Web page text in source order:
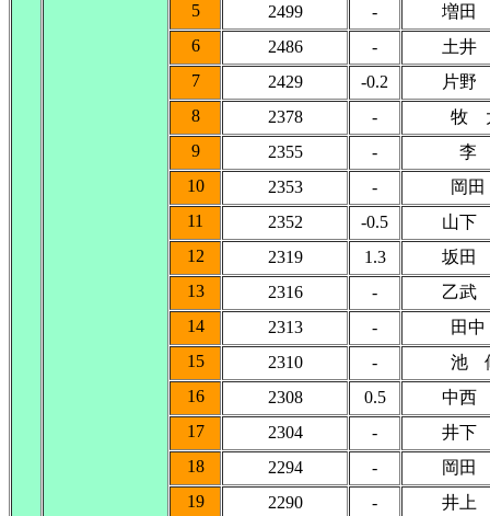
5
2499 -
増田
6
2486 -
土井
7
2429 -0.2
片野
8
2378 -
牧
9
2355 -
李
10
2353 -
岡
11
2352 -0.5
山下
12
2319 1.3
坂田
13
2316 -
乙武
14
2313 -
田
15
2310 -
池
16
2308 0.5
中西
17
2304 -
井下
18
2294 -
岡田
19
2290 -
井上